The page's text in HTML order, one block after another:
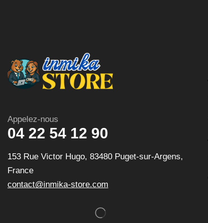
Appelez-nous
04 22 54 12 90
153 Rue Victor Hugo, 83480 Puget-sur-Argens,
France
contact@inmika-store.com